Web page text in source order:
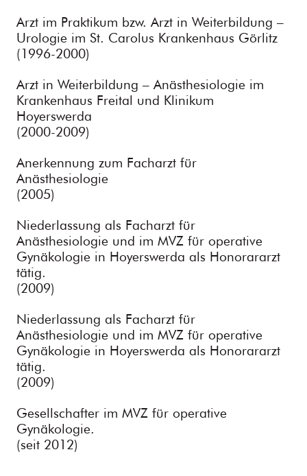
Arzt im Praktikum bzw. Arzt in Weiterbildung –
Urologie im St. Carolus Krankenhaus Görlitz
(1996-2000)
Arzt in Weiterbildung – Anästhesiologie im
Krankenhaus Freital und Klinikum
Hoyerswerda
(2000-2009)
Anerkennung zum Facharzt für
Anästhesiologie
(2005)
Niederlassung als Facharzt für
Anästhesiologie und im MVZ für operative
Gynäkologie in Hoyerswerda als Honorararzt
tätig.
(2009)
Niederlassung als Facharzt für
Anästhesiologie und im MVZ für operative
Gynäkologie in Hoyerswerda als Honorararzt
tätig.
(2009)
Gesellschafter im MVZ für operative
Gynäkologie.
(seit 2012)